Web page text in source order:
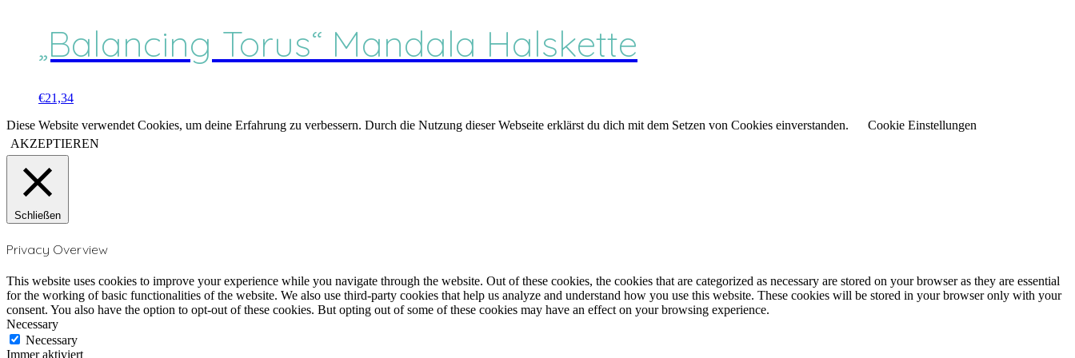
„Balancing Torus“ Mandala Halskette
€21,34
Diese Website verwendet Cookies, um deine Erfahrung zu verbessern. Durch die Nutzung dieser Webseite erklärst du dich mit dem Setzen von Cookies einverstanden.
Cookie Einstellungen
AKZEPTIEREN
Schließen
Privacy Overview
This website uses cookies to improve your experience while you navigate through the website. Out of these cookies, the cookies that are categorized as necessary are stored on your browser as they are essential
for the working of basic functionalities of the website. We also use third-party cookies that help us analyze and understand how you use this website. These cookies will be stored in your browser only with your
consent. You also have the option to opt-out of these cookies. But opting out of some of these cookies may have an effect on your browsing experience.
Necessary
Necessary
Immer aktiviert